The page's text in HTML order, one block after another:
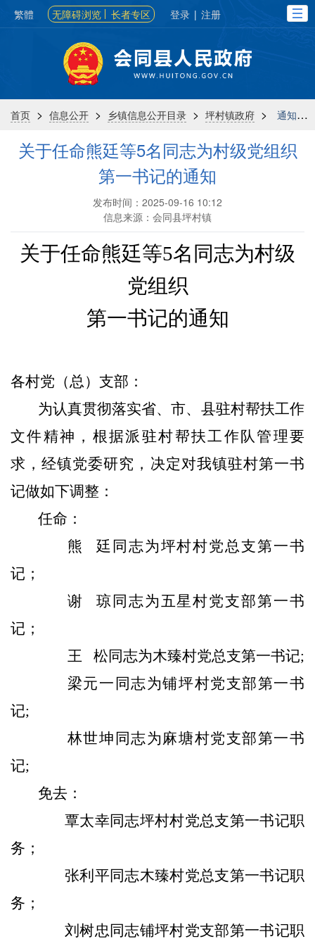
繁體 无障碍浏览 长者专区 登录 | 注册
首页 > 信息公开 > 乡镇信息公开目录 > 坪村镇政府 > 通知公告
关于任命熊廷等5名同志为村级党组织
第一书记的通知
发布时间：2025-09-16 10:12
信息来源：会同县坪村镇
关于任命熊廷等5名同志为村级
党组织
第一书记的通知
各村党（总）支部 ：
为认真贯彻落实省、市、县驻村帮扶工作
文件精神 ，根据派驻村帮扶工作队管理要
求，经镇党委研究，决定对我镇驻村第一书
记做如下调整：
任命：
熊
廷同志为坪村村党总支第一书
记；
谢
琼同志为五星村党支部第一书
记；
王
松同志为木臻村党总支第一书记;
梁元一同志为铺坪村党支部第一书
记;
林世坤同志为麻塘村党支部第一书
记;
免去：
覃太幸同志坪村村党总支第一书记职
务；
张利平同志木臻村党总支第一书记职
务；
刘树忠同志铺坪村党支部第一书记职